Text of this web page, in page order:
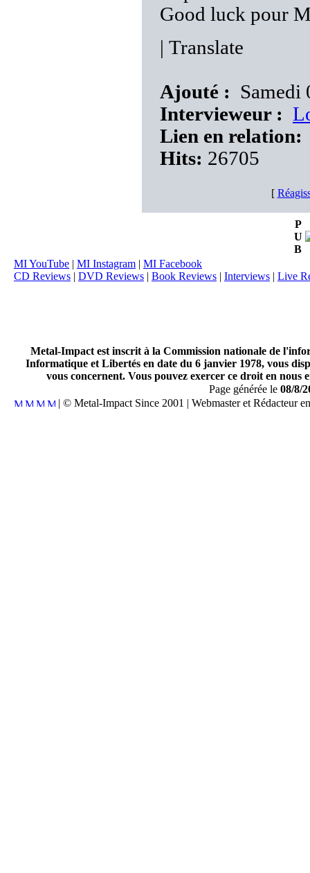
Good luck pour
| Translate
Ajouté : Samedi
Intervieweur :
Lien en relation:
Hits: 26705
[
P
U
B
MI YouTube | MI Instagram | MI Facebook
CD Reviews | DVD Reviews | Book Reviews | Interviews | Live
Metal-Impact est inscrit à la Commission nationale de
Informatique et Libertés en date du 6 janvier 1978, vous
vous concernent. Vous pouvez exercer ce droit en
Page générée le 08/8/
| © Metal-Impact Since 2001 | Webmaster et Rédacteur